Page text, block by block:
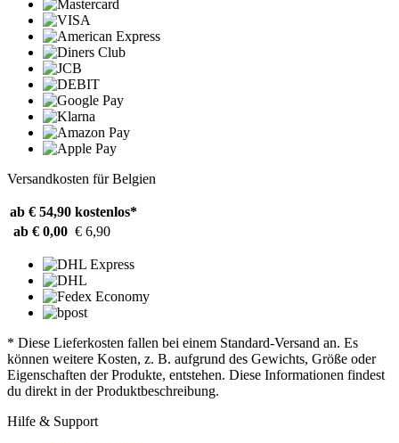
Versandkosten für Belgien
ab € 54,90 kostenlos*
ab € 0,00 € 6,90
* Diese Lieferkosten fallen bei einem Standard-Versand an. Es
können weitere Kosten, z. B. aufgrund des Gewichts, Größe oder
Eigenschaften der Produkte, entstehen. Diese Informationen findest
du direkt in der Produktbeschreibung.
Hilfe & Support